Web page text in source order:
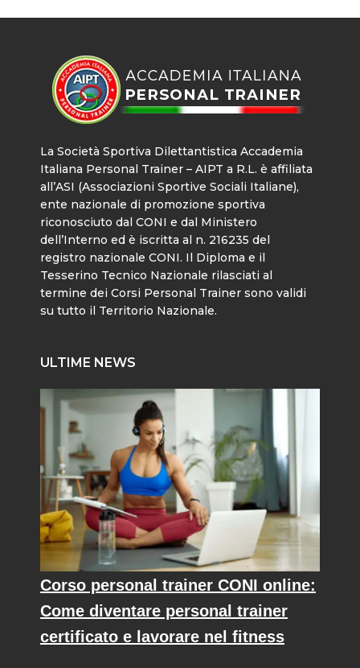
La Società Sportiva Dilettantistica Accademia
Italiana Personal Trainer – AIPT a R.L. è affiliata
all’ASI (Associazioni Sportive Sociali Italiane),
ente nazionale di promozione sportiva
riconosciuto dal CONI e dal Ministero
dell’Interno ed è iscritta al n. 216235 del
registro nazionale CONI. Il Diploma e il
Tesserino Tecnico Nazionale rilasciati al
termine dei Corsi Personal Trainer sono validi
su tutto il Territorio Nazionale.
ULTIME NEWS
Corso personal trainer CONI online:
Come diventare personal trainer
certificato e lavorare nel fitness